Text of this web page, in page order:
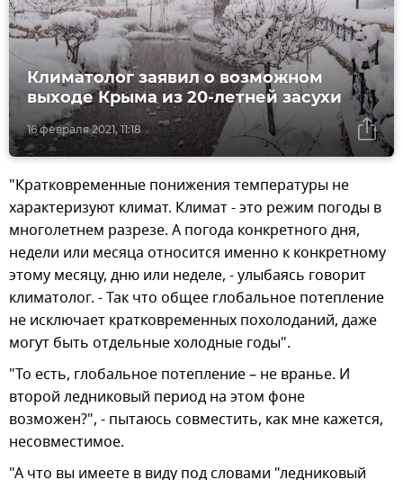
16 февраля 2021, 11:18
Климатолог заявил о возможном
выходе Крыма из 20-летней засухи
"Кратковременные понижения температуры не
характеризуют климат. Климат - это режим погоды в
многолетнем разрезе. А погода конкретного дня,
недели или месяца относится именно к конкретному
этому месяцу, дню или неделе, - улыбаясь говорит
климатолог. - Так что общее глобальное потепление
не исключает кратковременных похолоданий, даже
могут быть отдельные холодные годы".
"То есть, глобальное потепление – не вранье. И
второй ледниковый период на этом фоне
возможен?", - пытаюсь совместить, как мне кажется,
несовместимое.
"А что вы имеете в виду под словами "ледниковый